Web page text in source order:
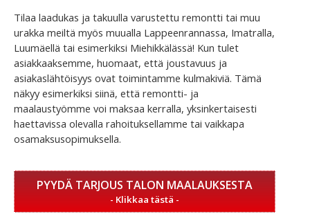
Tilaa laadukas ja takuulla varustettu remontti tai muu
urakka meiltä myös muualla Lappeenrannassa, Imatralla,
Luumäellä tai esimerkiksi Miehikkälässä! Kun tulet
asiakkaaksemme, huomaat, että joustavuus ja
asiakaslähtöisyys ovat toimintamme kulmakiviä. Tämä
näkyy esimerkiksi siinä, että remontti- ja
maalaustyömme voi maksaa kerralla, yksinkertaisesti
haettavissa olevalla rahoituksellamme tai vaikkapa
osamaksusopimuksella.
PYYDÄ TARJOUS TALON MAALAUKSESTA